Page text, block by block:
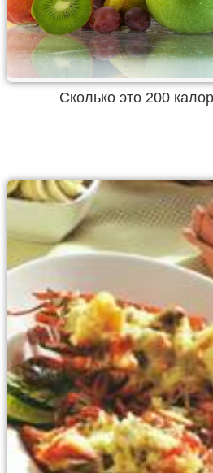
Cколько это 200